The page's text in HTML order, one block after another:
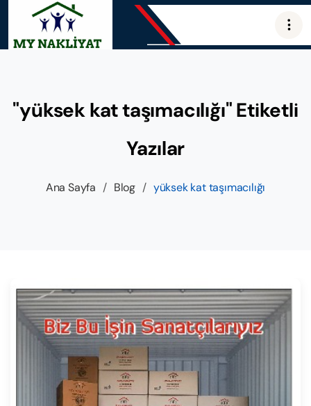
"yüksek kat taşımacılığı" Etiketli
Yazılar
Ana Sayfa / Blog / yüksek kat taşımacılığı